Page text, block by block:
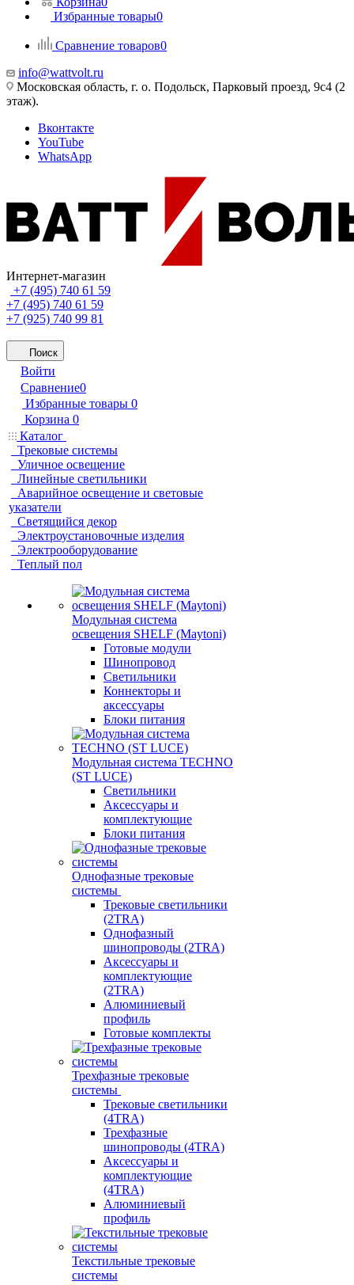
Избранные товары0
Сравнение товаров0
info@wattvolt.ru
Московская область, г. о. Подольск, Парковый проезд, 9с4 (2
этаж).
Вконтакте
YouTube
WhatsApp
Интернет-магазин
+7 (495) 740 61 59
+7 (495) 740 61 59
+7 (925) 740 99 81
Поиск
Войти
Сравнение0
Избранные товары 0
Корзина 0
Каталог
Трековые системы
Уличное освещение
Линейные светильники
Аварийное освещение и световые
указатели
Светящийся декор
Электроустановочные изделия
Электрооборудование
Теплый пол
Модульная система
освещения SHELF (Maytoni)
Готовые модули
Шинопровод
Светильники
Коннекторы и
аксессуары
Блоки питания
Модульная система TECHNO
(ST LUCE)
Светильники
Аксессуары и
комплектующие
Блоки питания
Однофазные трековые
системы
Трековые светильники
(2TRA)
Однофазный
шинопроводы (2TRA)
Аксессуары и
комплектующие
(2TRA)
Алюминиевый
профиль
Готовые комплекты
Трехфазные трековые
системы
Трековые светильники
(4TRA)
Трехфазные
шинопроводы (4TRA)
Аксессуары и
комплектующие
(4TRA)
Алюминиевый
профиль
Текстильные трековые
системы